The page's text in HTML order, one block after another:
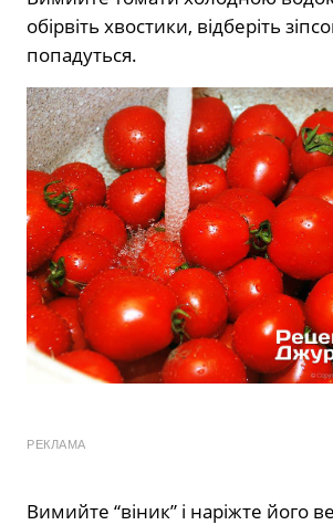
обірвіть хвостики, відберіть
попадуться.
РЕКЛАМА
Вимийте “віник” і наріжте його